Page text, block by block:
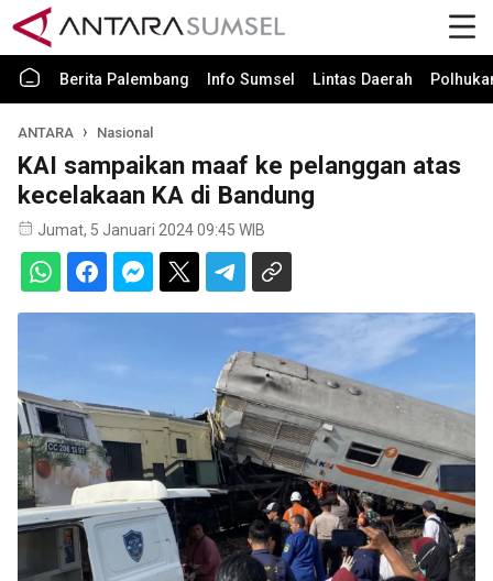
Berita Palembang Info Sumsel Lintas Daerah
ANTARA Nasional
KAI sampaikan maaf ke pelanggan atas
kecelakaan KA di Bandung
Jumat, 5 Januari 2024 09:45 WIB